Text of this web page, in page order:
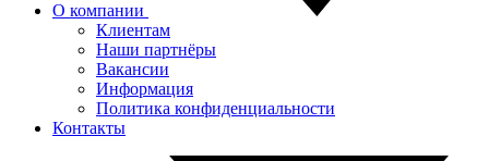
О компании
Клиентам
Наши партнёры
Вакансии
Информация
Политика конфиденциальности
Контакты